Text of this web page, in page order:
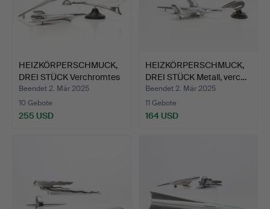
HEIZKÖRPERSCHMUCK,
DREI STÜCK Verchromtes
…
Beendet 2. Mär 2025
10 Gebote
255 USD
HEIZKÖRPERSCHMUCK,
DREI STÜCK Metall, verc…
Beendet 2. Mär 2025
11 Gebote
164 USD